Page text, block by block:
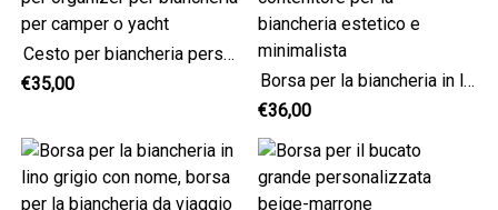
Cesto per biancheria personalizzato in lino grigio per organizer per biancheria per camper o yacht
€35,00
Borsa per la biancheria in lino grigio con nome, contenitore per la biancheria estetico e minimalista
€36,00